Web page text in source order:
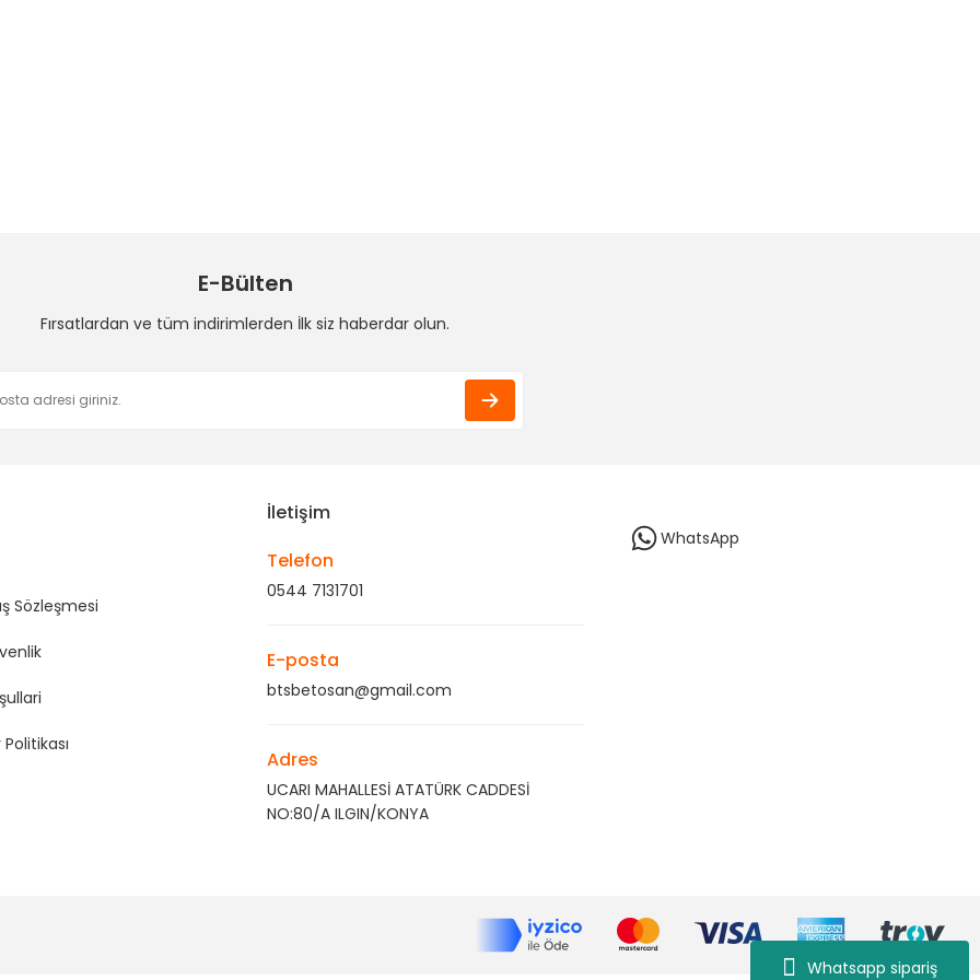
Whatsapp sipariş
E-Bülten
Fırsatlardan ve tüm indirimlerden İlk siz haberdar olun.
Sözleşmesi
İletişim
Telefon
0544 7131701
E-posta
btsbetosan@gmail.com
Adres
UCARI MAHALLESİ ATATÜRK CADDESİ
NO:80/A ILGIN/KONYA
WhatsApp